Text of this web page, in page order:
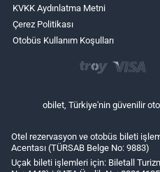
KVKK Aydınlatma Metni
Çerez Politikası
Otobüs Kullanım Koşulları
obilet, Türkiye'nin güvenilir
Otel rezervasyon ve otobüs bileti
Acentası (TÜRSAB Belge No: 9883)
Uçak bileti işlemleri için: Biletall